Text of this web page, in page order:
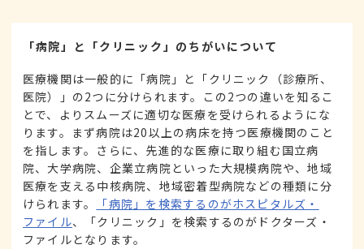
「病院」と「クリニック」のちがいについて
医療機関は一般的に「病院」と「クリニック（診療所、
医院）」の2つに分けられます。この2つの違いを知るこ
とで、よりスムーズに適切な医療を受けられるようにな
ります。まず病院は20以上の病床を持つ医療機関のこと
を指します。さらに、先進的な医療に取り組む国立病
院、大学病院、企業立病院といった大規模病院や、地域
医療を支える中核病院、地域密着型病院などの種類に分
けられます。
「病院」を検索するのがホスピタルズ・
ファイル、「クリニック」を検索するのがドクターズ・
ファイルとなります。